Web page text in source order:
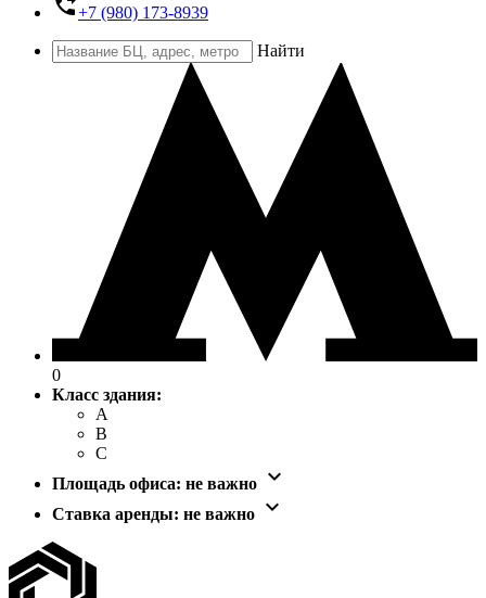
phone_forwarded+7 (980) 173-8939
Найти
0
Класс здания:
A
B
C
Площадь офиса: не важно 
Ставка аренды: не важно 